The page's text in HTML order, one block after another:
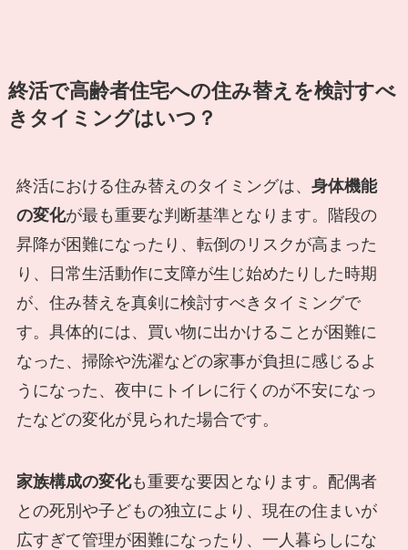
終活で高齢者住宅への住み替えを検討すべ
きタイミングはいつ？
終活における住み替えのタイミングは、 身体機能
の変化が最も重要な判断基準となります。階段の
昇降が困難になったり、転倒のリスクが高まった
り、日常生活動作に支障が生じ始めたりした時期
が、住み替えを真剣に検討すべきタイミングで
す。具体的には、買い物に出かけることが困難に
なった、掃除や洗濯などの家事が負担に感じるよ
うになった、夜中にトイレに行くのが不安になっ
たなどの変化が見られた場合です。
家族構成の変化も重要な要因となります。配偶者
との死別や子どもの独立により、現在の住まいが
広すぎて管理が困難になったり、一人暮らしにな